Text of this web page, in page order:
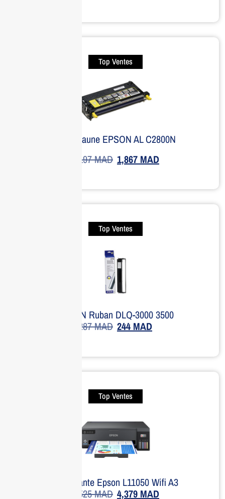
Top Ventes
Toner Jaune EPSON AL C2800N
2,197MAD 1,867 MAD
Top Ventes
EPSON Ruban DLQ-3000 3500
287MAD 244 MAD
Top Ventes
Imprimante Epson L11050 Wifi A3
7,525MAD 4,379 MAD